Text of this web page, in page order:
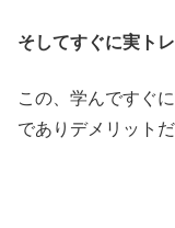
そしてすぐに実ト
この、学んですぐ
でありデメリット